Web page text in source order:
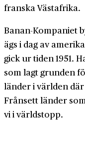
franska Västafrika.
Banan-Kompaniet
ägs i dag av
gick ur tiden 1951.
som lagt grunden
länder i världen
Frånsett länder
vi i världs­topp.